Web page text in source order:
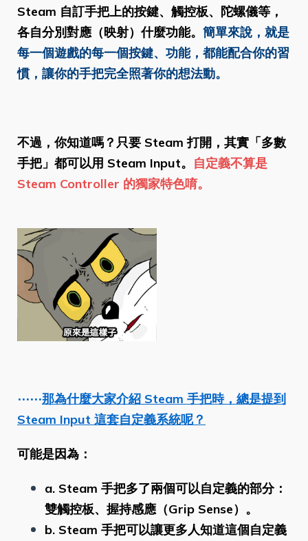
Steam 自訂手把上的按鍵、觸控板、陀螺儀等，
各自分別對應（映射）什麼功能。 簡單來說，就是
每一個遊戲的每一個按鍵、功能，都能配合你的習
慣，讓你的手把完全照著你的想法動。
不過，你知道嗎？只要 Steam 打開，其實「多數
手把」都可以用 Steam Input。 自定義不算是
Steam Controller 的獨家特色唷。
⋯⋯那為什麼大家介紹 Steam 手把時，總是提到
Steam Input 這套自定義系統呢？
可能是因為：
a. Steam 手把多了兩個可以自定義的部分：
雙觸控板、握持感應（Grip Sense）。
b. Steam 手把可以讓更多人知道這個自定義